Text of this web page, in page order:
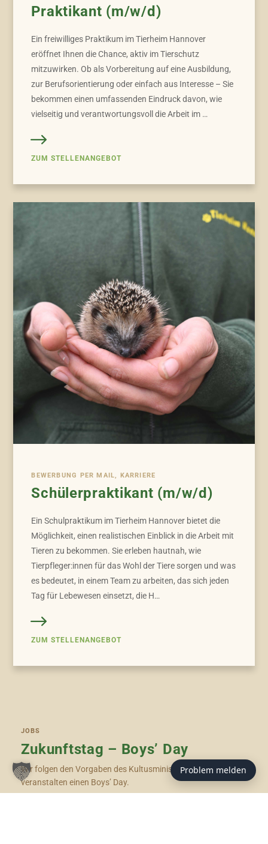
Praktikant (m/w/d)
Ein freiwilliges Praktikum im Tierheim Hannover
eröffnet Ihnen die Chance, aktiv im Tierschutz
mitzuwirken. Ob als Vorbereitung auf eine Ausbildung,
zur Berufsorientierung oder einfach aus Interesse – Sie
bekommen einen umfassenden Eindruck davon, wie
vielseitig und verantwortungsvoll die Arbeit im …
ZUM STELLENANGEBOT
BEWERBUNG PER MAIL, KARRIERE
Schülerpraktikant (m/w/d)
Ein Schulpraktikum im Tierheim Hannover bietet die
Möglichkeit, einen realistischen Einblick in die Arbeit mit
Tieren zu bekommen. Sie erleben hautnah, wie
Tierpfleger:innen für das Wohl der Tiere sorgen und was
es bedeutet, in einem Team zu arbeiten, das sich jeden
Tag für Lebewesen einsetzt, die H…
ZUM STELLENANGEBOT
JOBS
Zukunftstag – Boys’ Day
Wir folgen den Vorgaben des Kultusministeriums und
veranstalten einen Boys’ Day.
Problem melden